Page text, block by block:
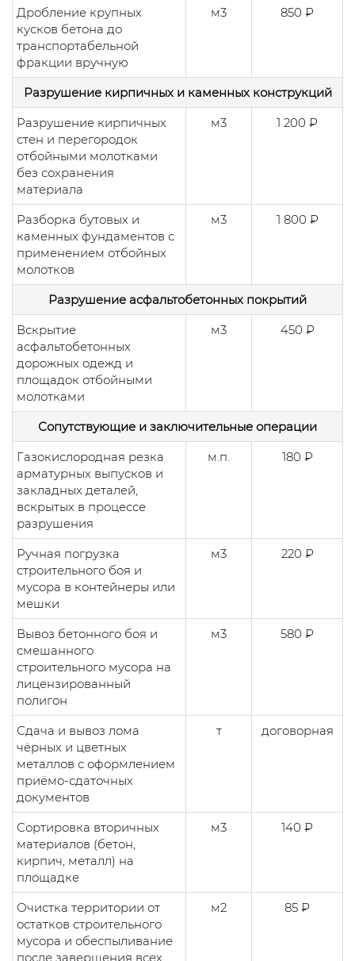
Дробление крупных
кусков бетона до
транспортабельной
фракции вручную
м3 850 ₽
Разрушение кирпичных и каменных конструкций
Разрушение кирпичных
стен и перегородок
отбойными молотками
без сохранения
материала
м3 1 200 ₽
Разборка бутовых и
каменных фундаментов с
применением отбойных
молотков
м3 1 800 ₽
Разрушение асфальтобетонных покрытий
Вскрытие
асфальтобетонных
дорожных одежд и
площадок отбойными
молотками
м3 450 ₽
Сопутствующие и заключительные операции
Газокислородная резка
арматурных выпусков и
закладных деталей,
вскрытых в процессе
разрушения
м.п. 180 ₽
Ручная погрузка
строительного боя и
мусора в контейнеры или
мешки
м3 220 ₽
Вывоз бетонного боя и
смешанного
строительного мусора на
лицензированный
полигон
м3 580 ₽
Сдача и вывоз лома
чёрных и цветных
металлов с оформлением
приёмо-сдаточных
документов
т договорная
Сортировка вторичных
материалов (бетон,
кирпич, металл) на
площадке
м3 140 ₽
Очистка территории от
остатков строительного
мусора и обеспыливание
после завершения всех
м2 85 ₽